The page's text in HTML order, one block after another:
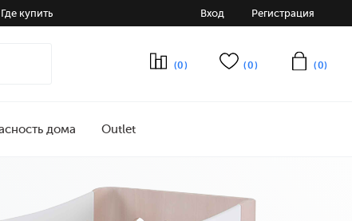
Где купить Вход Регистрация
(0) (0) (0)
дома Outlet